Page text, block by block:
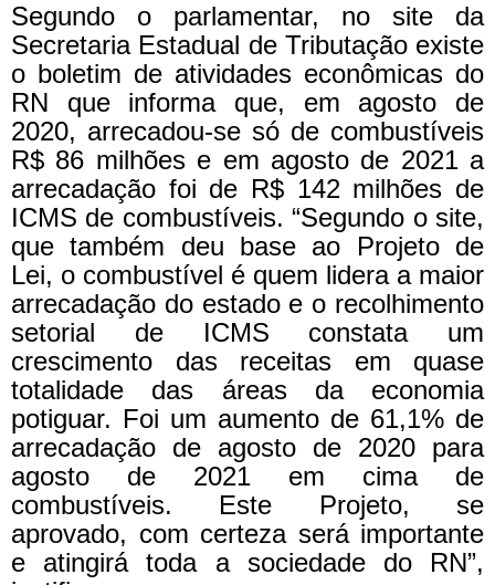
Segundo o parlamentar, no site da
Secretaria Estadual de Tributação existe
o boletim de atividades econômicas do
RN que informa que, em agosto de
2020, arrecadou-se só de combustíveis
R$ 86 milhões e em agosto de 2021 a
arrecadação foi de R$ 142 milhões de
ICMS de combustíveis. “Segundo o site,
que também deu base ao Projeto de
Lei, o combustível é quem lidera a maior
arrecadação do estado e o recolhimento
setorial de ICMS constata um
crescimento das receitas em quase
totalidade das áreas da economia
potiguar. Foi um aumento de 61,1% de
arrecadação de agosto de 2020 para
agosto de 2021 em cima de
combustíveis. Este Projeto, se
aprovado, com certeza será importante
e atingirá toda a sociedade do RN”,